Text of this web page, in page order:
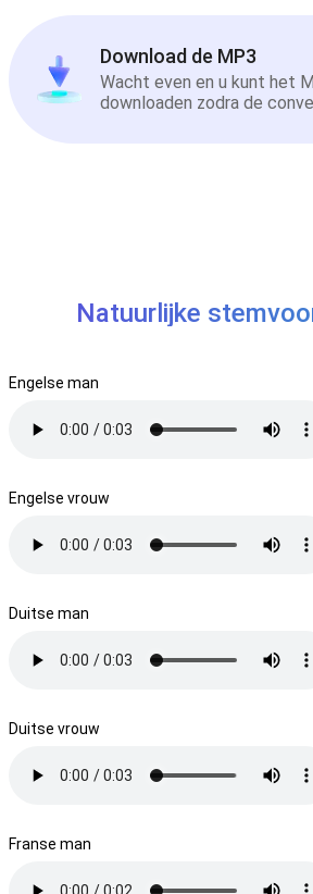
Download de MP3
Wacht even en u kunt het
downloaden zodra de
Natuurlijke
Engelse man
Engelse vrouw
Duitse man
Duitse vrouw
Franse man